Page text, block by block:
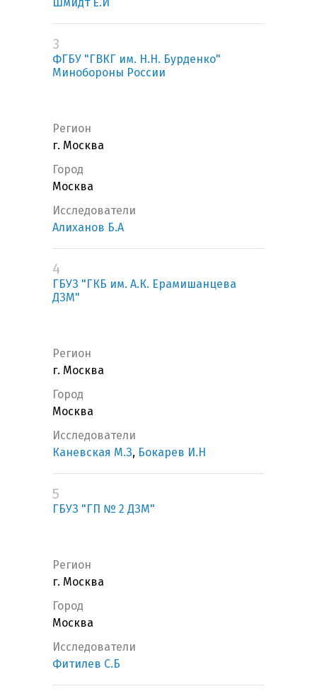
Шмидт Е.И
3
ФГБУ "ГВКГ им. Н.Н. Бурденко"
Минобороны России
Регион
г. Москва
Город
Москва
Исследователи
Алиханов Б.А
4
ГБУЗ "ГКБ им. А.К. Ерамишанцева
ДЗМ"
Регион
г. Москва
Город
Москва
Исследователи
Каневская М.З, Бокарев И.Н
5
ГБУЗ "ГП № 2 ДЗМ"
Регион
г. Москва
Город
Москва
Исследователи
Фитилев С.Б